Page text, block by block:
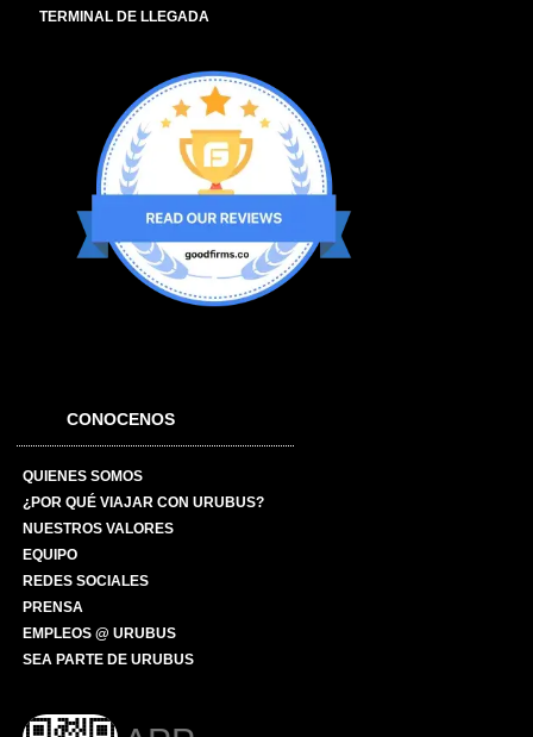
TERMINAL DE LLEGADA
CONOCENOS
QUIENES SOMOS
¿POR QUÉ VIAJAR CON URUBUS?
NUESTROS VALORES
EQUIPO
REDES SOCIALES
PRENSA
EMPLEOS @ URUBUS
SEA PARTE DE URUBUS